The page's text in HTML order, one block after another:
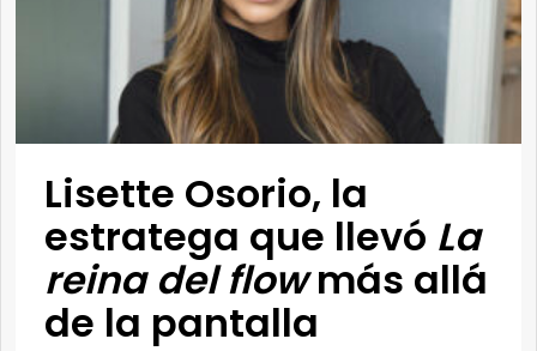
Lisette Osorio, la
estratega que llevó La
reina del flowmás allá
de la pantalla